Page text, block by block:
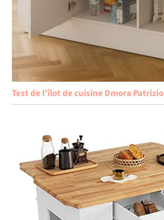
Test de l’îlot de cuisine Dmora Patrizio